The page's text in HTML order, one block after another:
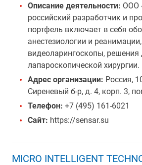
Описание деятельности: ООО
российский разработчик и
портфель включает в себя
анестезиологии и реанимации,
видеоларингоскопы, решения
лапароскопической хирургии.
Адрес организации: Россия,
Сиреневый б-р, д. 4, корп. 3,
Телефон: +7 (495) 161-6021
Сайт: https://sensar.su
MICRO INTELLIGENT